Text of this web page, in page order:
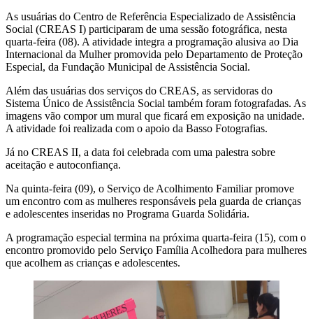
As usuárias do Centro de Referência Especializado de Assistência
Social (CREAS I) participaram de uma sessão fotográfica, nesta
quarta-feira (08). A atividade integra a programação alusiva ao Dia
Internacional da Mulher promovida pelo Departamento de Proteção
Especial, da Fundação Municipal de Assistência Social.
Além das usuárias dos serviços do CREAS, as servidoras do
Sistema Único de Assistência Social também foram fotografadas. As
imagens vão compor um mural que ficará em exposição na unidade.
A atividade foi realizada com o apoio da Basso Fotografias.
Já no CREAS II, a data foi celebrada com uma palestra sobre
aceitação e autoconfiança.
Na quinta-feira (09), o Serviço de Acolhimento Familiar promove
um encontro com as mulheres responsáveis pela guarda de crianças
e adolescentes inseridas no Programa Guarda Solidária.
A programação especial termina na próxima quarta-feira (15), com o
encontro promovido pelo Serviço Família Acolhedora para mulheres
que acolhem as crianças e adolescentes.